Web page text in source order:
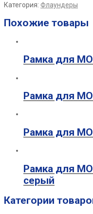
Категория: Флаундеры
Похожие товары
Рамка для
Рамка для
Рамка для
Рамка для
серый
Категории